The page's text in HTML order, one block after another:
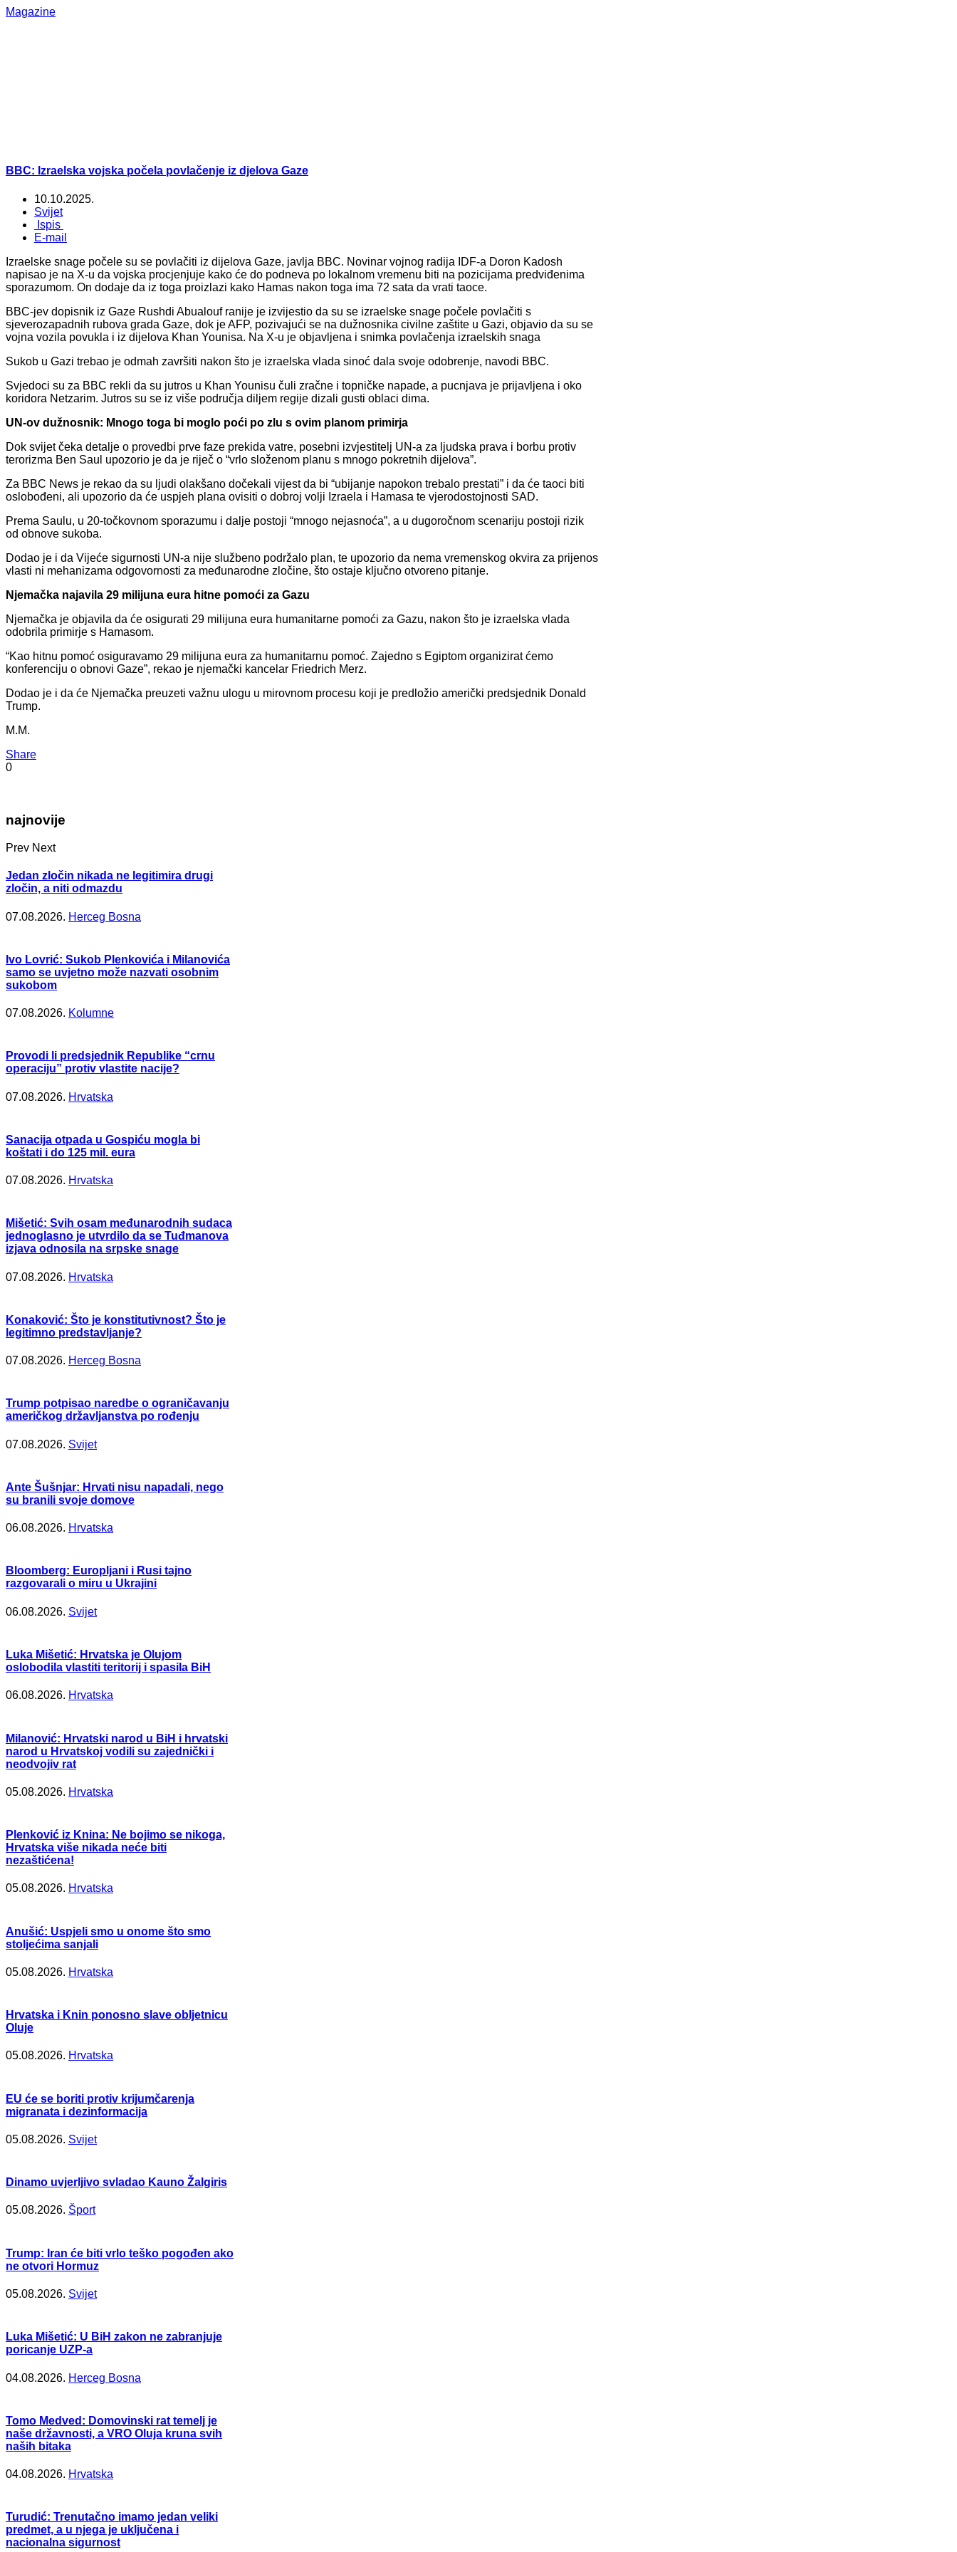
Magazine
BBC: Izraelska vojska počela povlačenje iz djelova Gaze
10.10.2025.
Svijet
Ispis
E-mail
Izraelske snage počele su se povlačiti iz dijelova Gaze, javlja BBC. Novinar vojnog radija IDF-a Doron Kadosh
napisao je na X-u da vojska procjenjuje kako će do podneva po lokalnom vremenu biti na pozicijama predviđenima
sporazumom. On dodaje da iz toga proizlazi kako Hamas nakon toga ima 72 sata da vrati taoce.
BBC-jev dopisnik iz Gaze Rushdi Abualouf ranije je izvijestio da su se izraelske snage počele povlačiti s
sjeverozapadnih rubova grada Gaze, dok je AFP, pozivajući se na dužnosnika civilne zaštite u Gazi, objavio da su se
vojna vozila povukla i iz dijelova Khan Younisa. Na X-u je objavljena i snimka povlačenja izraelskih snaga
Sukob u Gazi trebao je odmah završiti nakon što je izraelska vlada sinoć dala svoje odobrenje, navodi BBC.
Svjedoci su za BBC rekli da su jutros u Khan Younisu čuli zračne i topničke napade, a pucnjava je prijavljena i oko
koridora Netzarim. Jutros su se iz više područja diljem regije dizali gusti oblaci dima.
UN-ov dužnosnik: Mnogo toga bi moglo poći po zlu s ovim planom primirja
Dok svijet čeka detalje o provedbi prve faze prekida vatre, posebni izvjestitelj UN-a za ljudska prava i borbu protiv
terorizma Ben Saul upozorio je da je riječ o “vrlo složenom planu s mnogo pokretnih dijelova”.
Za BBC News je rekao da su ljudi olakšano dočekali vijest da bi “ubijanje napokon trebalo prestati” i da će taoci biti
oslobođeni, ali upozorio da će uspjeh plana ovisiti o dobroj volji Izraela i Hamasa te vjerodostojnosti SAD.
Prema Saulu, u 20-točkovnom sporazumu i dalje postoji “mnogo nejasnoća”, a u dugoročnom scenariju postoji rizik
od obnove sukoba.
Dodao je i da Vijeće sigurnosti UN-a nije službeno podržalo plan, te upozorio da nema vremenskog okvira za prijenos
vlasti ni mehanizama odgovornosti za međunarodne zločine, što ostaje ključno otvoreno pitanje.
Njemačka najavila 29 milijuna eura hitne pomoći za Gazu
Njemačka je objavila da će osigurati 29 milijuna eura humanitarne pomoći za Gazu, nakon što je izraelska vlada
odobrila primirje s Hamasom.
“Kao hitnu pomoć osiguravamo 29 milijuna eura za humanitarnu pomoć. Zajedno s Egiptom organizirat ćemo
konferenciju o obnovi Gaze”, rekao je njemački kancelar Friedrich Merz.
Dodao je i da će Njemačka preuzeti važnu ulogu u mirovnom procesu koji je predložio američki predsjednik Donald
Trump.
M.M.
Share
0
najnovije
Prev Next
Jedan zločin nikada ne legitimira drugi
zločin, a niti odmazdu
07.08.2026. Herceg Bosna
Ivo Lovrić: Sukob Plenkovića i Milanovića
samo se uvjetno može nazvati osobnim
sukobom
07.08.2026. Kolumne
Provodi li predsjednik Republike “crnu
operaciju” protiv vlastite nacije?
07.08.2026. Hrvatska
Sanacija otpada u Gospiću mogla bi
koštati i do 125 mil. eura
07.08.2026. Hrvatska
Mišetić: Svih osam međunarodnih sudaca
jednoglasno je utvrdilo da se Tuđmanova
izjava odnosila na srpske snage
07.08.2026. Hrvatska
Konaković: Što je konstitutivnost? Što je
legitimno predstavljanje?
07.08.2026. Herceg Bosna
Trump potpisao naredbe o ograničavanju
američkog državljanstva po rođenju
07.08.2026. Svijet
Ante Šušnjar: Hrvati nisu napadali, nego
su branili svoje domove
06.08.2026. Hrvatska
Bloomberg: Europljani i Rusi tajno
razgovarali o miru u Ukrajini
06.08.2026. Svijet
Luka Mišetić: Hrvatska je Olujom
oslobodila vlastiti teritorij i spasila BiH
06.08.2026. Hrvatska
Milanović: Hrvatski narod u BiH i hrvatski
narod u Hrvatskoj vodili su zajednički i
neodvojiv rat
05.08.2026. Hrvatska
Plenković iz Knina: Ne bojimo se nikoga,
Hrvatska više nikada neće biti
nezaštićena!
05.08.2026. Hrvatska
Anušić: Uspjeli smo u onome što smo
stoljećima sanjali
05.08.2026. Hrvatska
Hrvatska i Knin ponosno slave obljetnicu
Oluje
05.08.2026. Hrvatska
EU će se boriti protiv krijumčarenja
migranata i dezinformacija
05.08.2026. Svijet
Dinamo uvjerljivo svladao Kauno Žalgiris
05.08.2026. Šport
Trump: Iran će biti vrlo teško pogođen ako
ne otvori Hormuz
05.08.2026. Svijet
Luka Mišetić: U BiH zakon ne zabranjuje
poricanje UZP-a
04.08.2026. Herceg Bosna
Tomo Medved: Domovinski rat temelj je
naše državnosti, a VRO Oluja kruna svih
naših bitaka
04.08.2026. Hrvatska
Turudić: Trenutačno imamo jedan veliki
predmet, a u njega je uključena i
nacionalna sigurnost